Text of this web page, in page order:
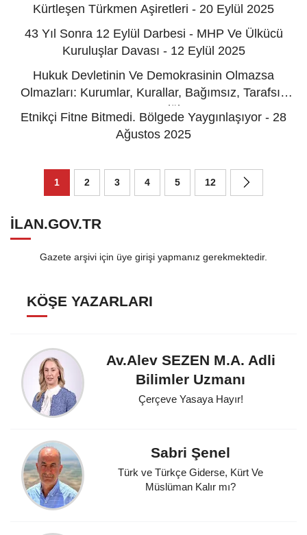
Kürtleşen Türkmen Aşiretleri - 20 Eylül 2025
43 Yıl Sonra 12 Eylül Darbesi - MHP Ve Ülkücü
Kuruluşlar Davası - 12 Eylül 2025
Hukuk Devletinin Ve Demokrasinin Olmazsa
Olmazları: Kurumlar, Kurallar, Bağımsız, Tarafsız
Yargı - 08 Eylül 2025
Etnikçi Fitne Bitmedi. Bölgede Yaygınlaşıyor - 28
Ağustos 2025
1 2 3 4 5 12
ILAN.GOV.TR
Gazete arşivi için üye girişi yapmanız gerekmektedir.
KÖŞE YAZARLARI
Av.Alev SEZEN M.A. Adli
Bilimler Uzmanı
Çerçeve Yasaya Hayır!
Sabri Şenel
Türk ve Türkçe Giderse, Kürt Ve
Müslüman Kalır mı?